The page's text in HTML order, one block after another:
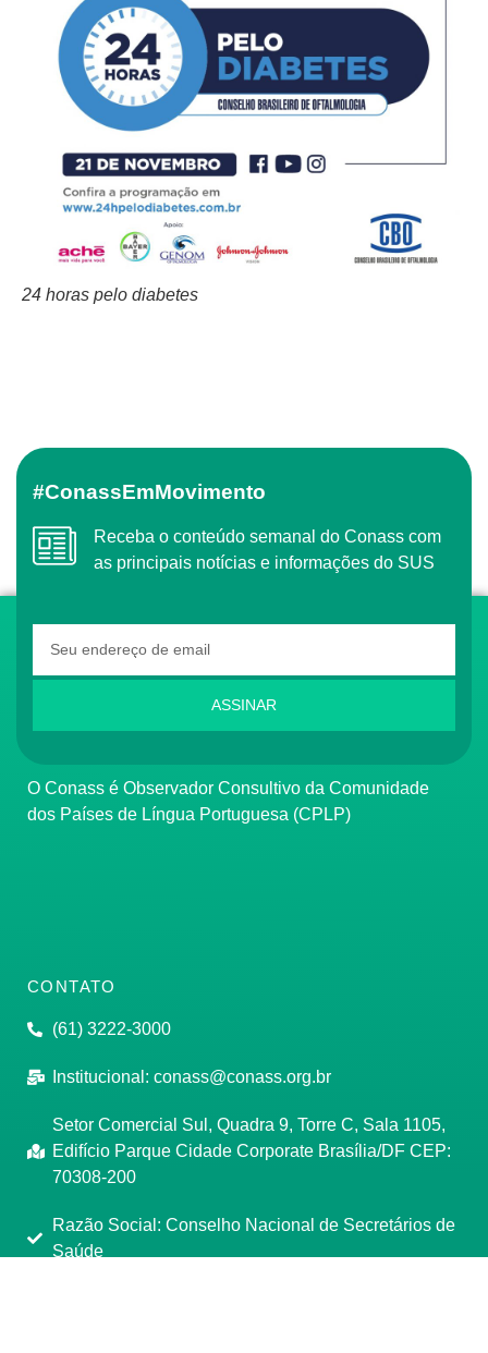
24 horas pelo diabetes
#ConassEmMovimento
Receba o conteúdo semanal do Conass com
as principais notícias e informações do SUS
ASSINAR
O Conass é Observador Consultivo da Comunidade
dos Países de Língua Portuguesa (CPLP)
CONTATO
(61) 3222-3000
Institucional: conass@conass.org.br
Setor Comercial Sul, Quadra 9, Torre C, Sala 1105,
Edifício Parque Cidade Corporate Brasília/DF CEP:
70308-200
Razão Social: Conselho Nacional de Secretários de
Saúde